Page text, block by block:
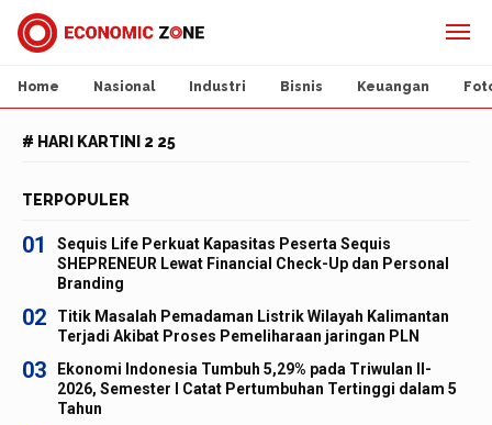
Home Nasional Industri Bisnis Keuangan
# HARI KARTINI 2 25
TERPOPULER
01
Sequis Life Perkuat Kapasitas Peserta Sequis
SHEPRENEUR Lewat Financial Check-Up dan Personal
Branding
02
Titik Masalah Pemadaman Listrik Wilayah Kalimantan
Terjadi Akibat Proses Pemeliharaan jaringan PLN
03
Ekonomi Indonesia Tumbuh 5,29% pada Triwulan II-
2026, Semester I Catat Pertumbuhan Tertinggi dalam 5
Tahun